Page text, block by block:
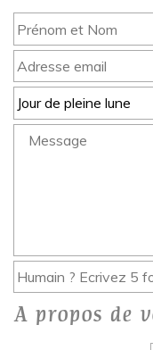
A propos de